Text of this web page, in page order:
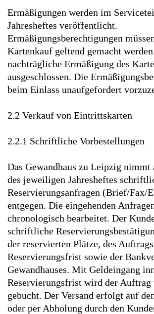
Ermäßigungen werden im
Jahresheftes veröffentlicht.
Ermäßigungsberechtigungen
Kartenkauf geltend gemacht
nachträgliche Ermäßigung des
ausgeschlossen. Die
beim Einlass unaufgefordert
2.2 Verkauf von Eintrittskarten
2.2.1 Schriftliche Vorbestellungen
Das Gewandhaus zu Leipzig nimmt
des jeweiligen Jahresheftes
Reservierungsanfragen (Brief/Fax/
entgegen. Die eingehenden
chronologisch bearbeitet. Der
schriftliche
der reservierten Plätze, des
Reservierungsfrist sowie der
Gewandhauses. Mit Geldeingang
Reservierungsfrist wird der
gebucht. Der Versand erfolgt auf
oder per Abholung durch den